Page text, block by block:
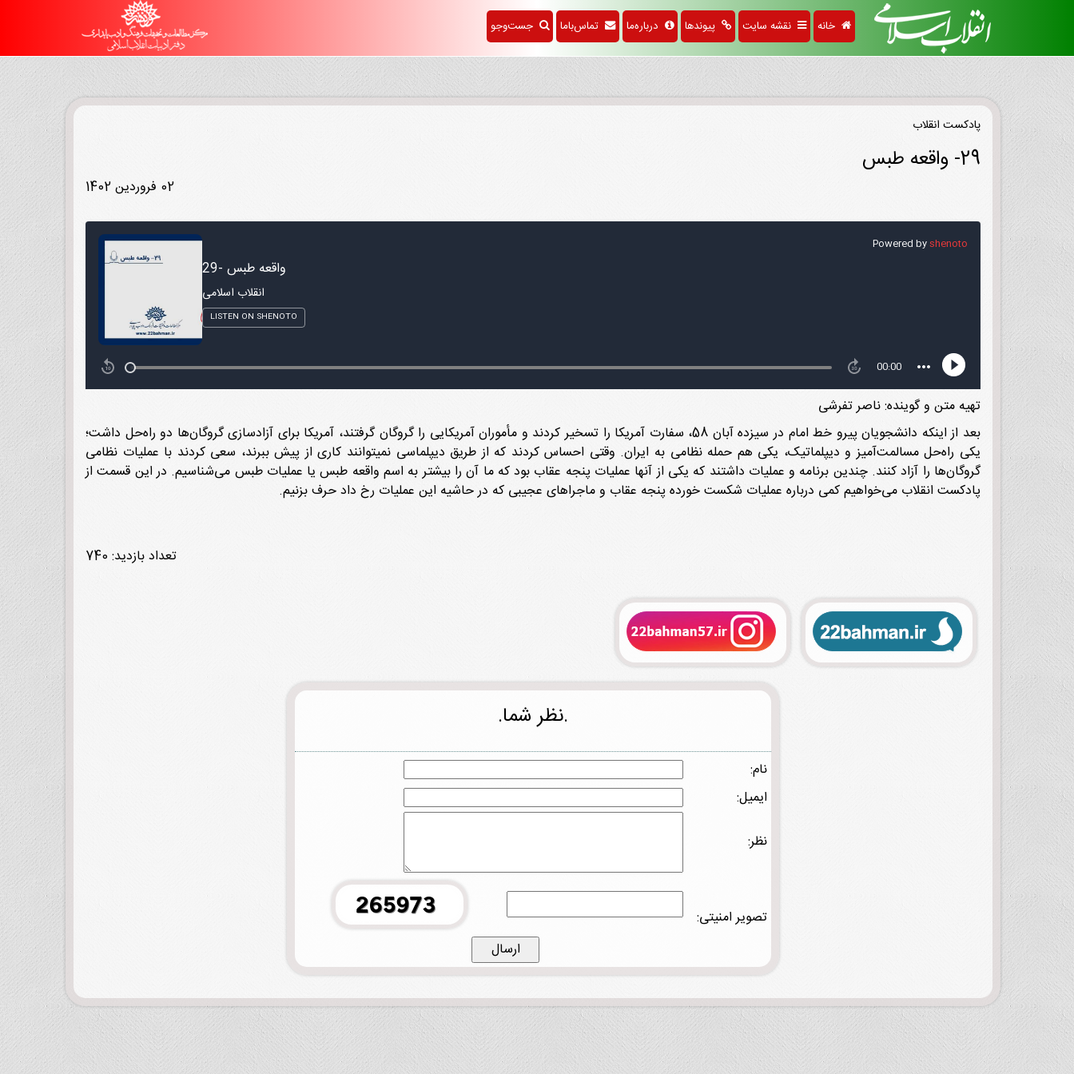
خانه نقشه سایت پیوندها درباره‌ما تماس‌باما جست‌وجو
پادکست انقلاب
29- واقعه طبس
02 فروردین 1402
تهیه متن و گوینده: ناصر تفرشی
بعد از اینکه دانشجویان پیرو خط امام در سیزده آبان 58، سفارت آمریکا را تسخیر کردند و مأموران آمریکایی را گروگان گرفتند، آمریکا برای آزادسازی گروگان‌ها دو راه‌حل داشت؛
یکی راه‌حل مسالمت‌آمیز و دیپلماتیک، یکی هم حمله نظامی به ایران. وقتی احساس کردند که از طریق دیپلماسی نمیتوانند کاری از پیش ببرند، سعی کردند با عملیات نظامی
گروگان‌ها را آزاد کنند. چندین برنامه و عملیات داشتند که یکی از آنها عملیات پنجه عقاب بود که ما آن را بیشتر به اسم واقعه طبس یا عملیات طبس می‌شناسیم. در این قسمت از
پادکست انقلاب می‌خواهیم کمی درباره عملیات شکست خورده پنجه عقاب و ماجراهای عجیبی که در حاشیه این عملیات رخ داد حرف بزنیم.
تعداد بازدید: 740
.نظر شما.
نام:
ایمیل:
نظر:
تصویر امنیتی: